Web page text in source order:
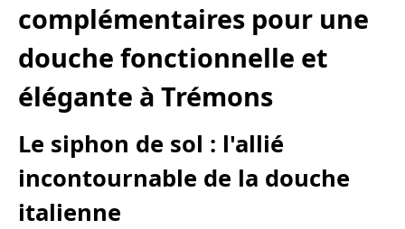
complémentaires pour une
douche fonctionnelle et
élégante à Trémons
Le siphon de sol : l'allié
incontournable de la douche
italienne